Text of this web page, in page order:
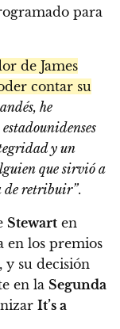
para
de James
contar su
he
y un
que sirvió a
de retribuir”.
Stewart en
en los premios
, y su decisión
en la Segunda
It’s a